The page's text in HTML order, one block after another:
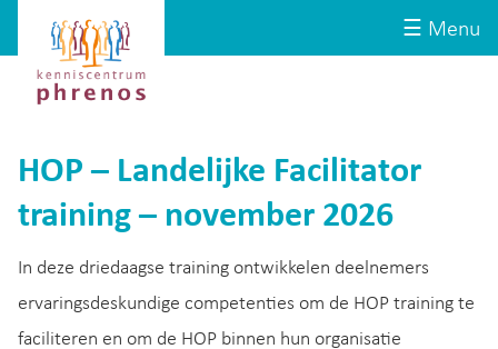
☰ Menu
Kenniscentrum
Phrenos
website
HOP – Landelijke Facilitator
training – november 2026
In deze driedaagse training ontwikkelen deelnemers
ervaringsdeskundige competenties om de HOP training te
faciliteren en om de HOP binnen hun organisatie